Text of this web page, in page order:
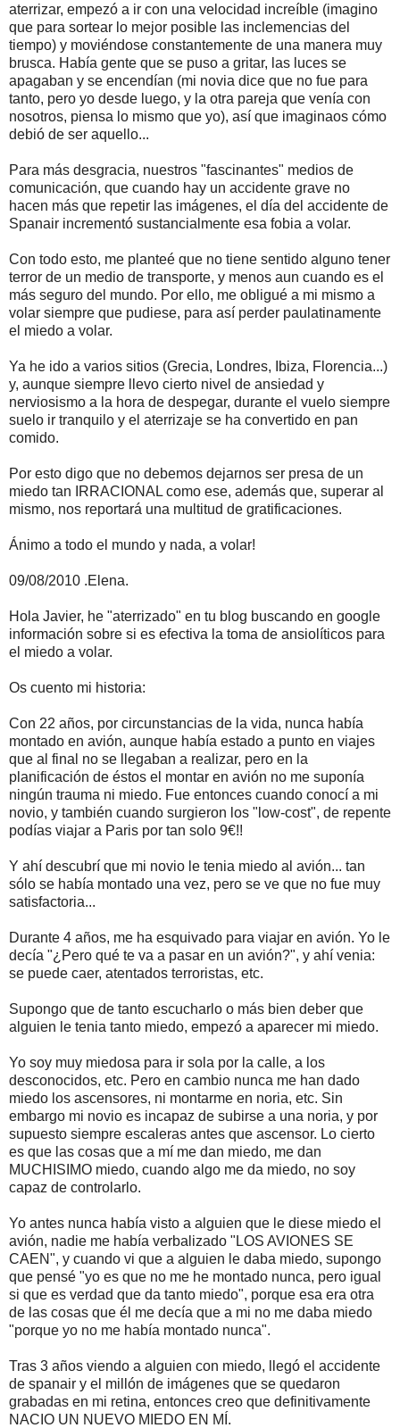
aterrizar, empezó a ir con una velocidad increíble (imagino
que para sortear lo mejor posible las inclemencias del
tiempo) y moviéndose constantemente de una manera muy
brusca. Había gente que se puso a gritar, las luces se
apagaban y se encendían (mi novia dice que no fue para
tanto, pero yo desde luego, y la otra pareja que venía con
nosotros, piensa lo mismo que yo), así que imaginaos cómo
debió de ser aquello...
Para más desgracia, nuestros "fascinantes" medios de
comunicación, que cuando hay un accidente grave no
hacen más que repetir las imágenes, el día del accidente de
Spanair incrementó sustancialmente esa fobia a volar.
Con todo esto, me planteé que no tiene sentido alguno tener
terror de un medio de transporte, y menos aun cuando es el
más seguro del mundo. Por ello, me obligué a mi mismo a
volar siempre que pudiese, para así perder paulatinamente
el miedo a volar.
Ya he ido a varios sitios (Grecia, Londres, Ibiza, Florencia...)
y, aunque siempre llevo cierto nivel de ansiedad y
nerviosismo a la hora de despegar, durante el vuelo siempre
suelo ir tranquilo y el aterrizaje se ha convertido en pan
comido.
Por esto digo que no debemos dejarnos ser presa de un
miedo tan IRRACIONAL como ese, además que, superar al
mismo, nos reportará una multitud de gratificaciones.
Ánimo a todo el mundo y nada, a volar!
09/08/2010 .Elena.
Hola Javier, he "aterrizado" en tu blog buscando en google
información sobre si es efectiva la toma de ansiolíticos para
el miedo a volar.
Os cuento mi historia:
Con 22 años, por circunstancias de la vida, nunca había
montado en avión, aunque había estado a punto en viajes
que al final no se llegaban a realizar, pero en la
planificación de éstos el montar en avión no me suponía
ningún trauma ni miedo. Fue entonces cuando conocí a mi
novio, y también cuando surgieron los "low-cost", de repente
podías viajar a Paris por tan solo 9€!!
Y ahí descubrí que mi novio le tenia miedo al avión... tan
sólo se había montado una vez, pero se ve que no fue muy
satisfactoria...
Durante 4 años, me ha esquivado para viajar en avión. Yo le
decía "¿Pero qué te va a pasar en un avión?", y ahí venia:
se puede caer, atentados terroristas, etc.
Supongo que de tanto escucharlo o más bien deber que
alguien le tenia tanto miedo, empezó a aparecer mi miedo.
Yo soy muy miedosa para ir sola por la calle, a los
desconocidos, etc. Pero en cambio nunca me han dado
miedo los ascensores, ni montarme en noria, etc. Sin
embargo mi novio es incapaz de subirse a una noria, y por
supuesto siempre escaleras antes que ascensor. Lo cierto
es que las cosas que a mí me dan miedo, me dan
MUCHISIMO miedo, cuando algo me da miedo, no soy
capaz de controlarlo.
Yo antes nunca había visto a alguien que le diese miedo el
avión, nadie me había verbalizado "LOS AVIONES SE
CAEN", y cuando vi que a alguien le daba miedo, supongo
que pensé "yo es que no me he montado nunca, pero igual
si que es verdad que da tanto miedo", porque esa era otra
de las cosas que él me decía que a mi no me daba miedo
"porque yo no me había montado nunca".
Tras 3 años viendo a alguien con miedo, llegó el accidente
de spanair y el millón de imágenes que se quedaron
grabadas en mi retina, entonces creo que definitivamente
NACIO UN NUEVO MIEDO EN MÍ.